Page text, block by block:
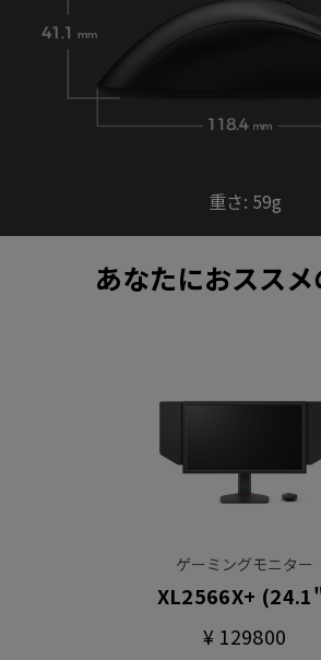
重さ: 59g
あなたにおスス
ゲーミングモニター
XL2566X+
¥ 129800